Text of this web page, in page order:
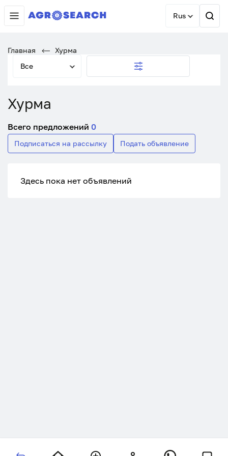
Rus
Главная
Хурма
Все
Хурма
Всего предложений 0
Подписаться на рассылку Подать объявление
Здесь пока нет объявлений